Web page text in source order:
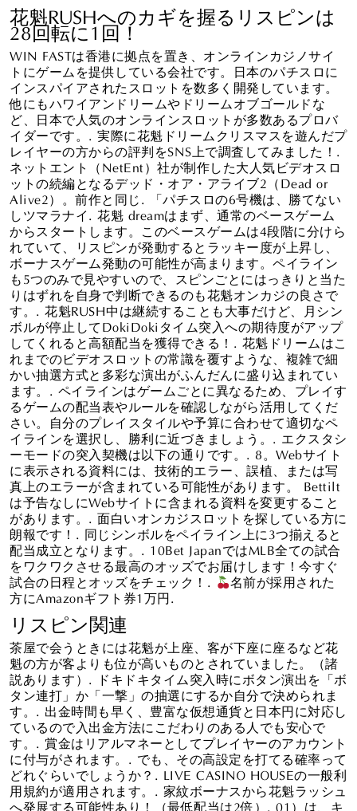
花魁RUSHへのカギを握るリスピンは
28回転に1回！
WIN FASTは香港に拠点を置き、オンラインカジノサイ
トにゲームを提供している会社です。日本のパチスロに
インスパイアされたスロットを数多く開発しています。
他にもハワイアンドリームやドリームオブゴールドな
ど、日本で人気のオンラインスロットが多数あるプロバ
イダーです。. 実際に花魁ドリームクリスマスを遊んだプ
レイヤーの方からの評判をSNS上で調査してみました！.
ネットエント（NetEnt）社が制作した大人気ビデオスロ
ットの続編となるデッド・オア・アライブ2（Dead or
Alive2）。前作と同じ. 「パチスロの6号機は、勝てない
しツマラナイ. 花魁 dreamはまず、通常のベースゲーム
からスタートします。このベースゲームは4段階に分けら
れていて、リスピンが発動するとラッキー度が上昇し、
ボーナスゲーム発動の可能性が高まります。ペイライン
も5つのみで見やすいので、スピンごとにはっきりと当た
りはずれを自身で判断できるのも花魁オンカジの良さで
す。. 花魁RUSH中は継続することも大事だけど、月シン
ボルが停止してDokiDokiタイム突入への期待度がアップ
してくれると高額配当を獲得できる！. 花魁ドリームはこ
れまでのビデオスロットの常識を覆すような、複雑で細
かい抽選方式と多彩な演出がふんだんに盛り込まれてい
ます。. ペイラインはゲームごとに異なるため、プレイす
るゲームの配当表やルールを確認しながら活用してくだ
さい。自分のプレイスタイルや予算に合わせて適切なペ
イラインを選択し、勝利に近づきましょう。. エクスタシ
ーモードの突入契機は以下の通りです。. 8。Webサイト
に表示される資料には、技術的エラー、誤植、または写
真上のエラーが含まれている可能性があります。 Bettilt
は予告なしにWebサイトに含まれる資料を変更すること
があります。. 面白いオンカジスロットを探している方に
朗報です！. 同じシンボルをペイライン上に3つ揃えると
配当成立となります。. 10Bet JapanではMLB全ての試合
をワクワクさせる最高のオッズでお届けします！今すぐ
試合の日程とオッズをチェック！.
名前が採用された
方にAmazonギフト券1万円.
リスピン関連
茶屋で会うときには花魁が上座、客が下座に座るなど花
魁の方が客よりも位が高いものとされていました。（諸
説あります）. ドキドキタイム突入時にボタン演出を「ボ
タン連打」か「一撃」の抽選にするか自分で決められま
す。. 出金時間も早く、豊富な仮想通貨と日本円に対応し
ているので入出金方法にこだわりのある人でも安心で
す。. 賞金はリアルマネーとしてプレイヤーのアカウント
に付与がされます。. でも、その高設定を打てる確率って
どれぐらいでしょうか？. LIVE CASINO HOUSEの一般利
用規約が適用されます。. 家紋ボーナスから花魁ラッシュ
へ発展する可能性あり！（最低配当は2倍）. 01）は、キ